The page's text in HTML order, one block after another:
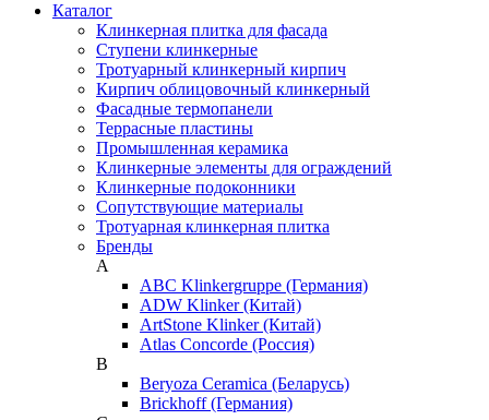
Каталог
Клинкерная плитка для фасада
Ступени клинкерные
Тротуарный клинкерный кирпич
Кирпич облицовочный клинкерный
Фасадные термопанели
Террасные пластины
Промышленная керамика
Клинкерные элементы для ограждений
Клинкерные подоконники
Сопутствующие материалы
Тротуарная клинкерная плитка
Бренды
A
ABC Klinkergruppe (Германия)
ADW Klinker (Китай)
ArtStone Klinker (Китай)
Atlas Concorde (Россия)
B
Beryoza Ceramica (Беларусь)
Brickhoff (Германия)